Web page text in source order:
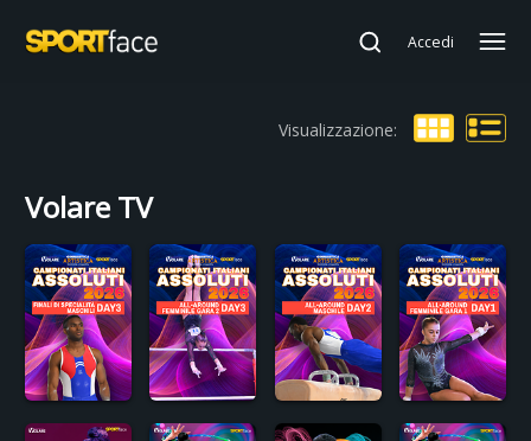
Accedi
Visualizzazione:
Volare TV